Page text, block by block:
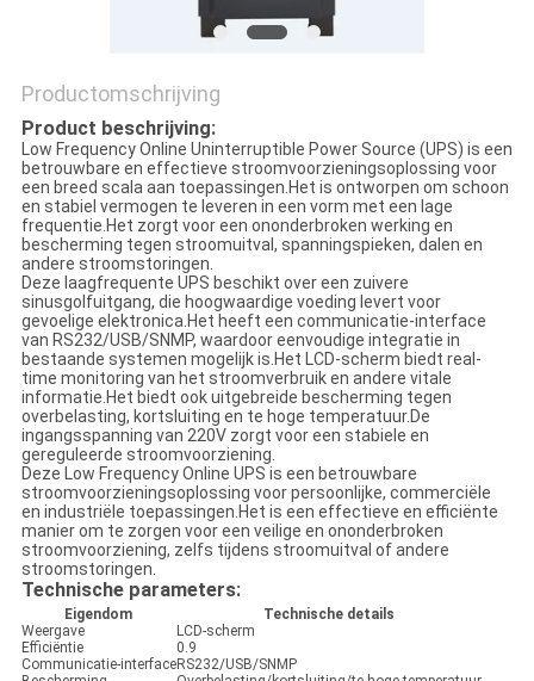
Productomschrijving
Product beschrijving:
Low Frequency Online Uninterruptible Power Source (UPS) is een
betrouwbare en effectieve stroomvoorzieningsoplossing voor
een breed scala aan toepassingen.Het is ontworpen om schoon
en stabiel vermogen te leveren in een vorm met een lage
frequentie.Het zorgt voor een ononderbroken werking en
bescherming tegen stroomuitval, spanningspieken, dalen en
andere stroomstoringen.
Deze laagfrequente UPS beschikt over een zuivere
sinusgolfuitgang, die hoogwaardige voeding levert voor
gevoelige elektronica.Het heeft een communicatie-interface
van RS232/USB/SNMP, waardoor eenvoudige integratie in
bestaande systemen mogelijk is.Het LCD-scherm biedt real-
time monitoring van het stroomverbruik en andere vitale
informatie.Het biedt ook uitgebreide bescherming tegen
overbelasting, kortsluiting en te hoge temperatuur.De
ingangsspanning van 220V zorgt voor een stabiele en
gereguleerde stroomvoorziening.
Deze Low Frequency Online UPS is een betrouwbare
stroomvoorzieningsoplossing voor persoonlijke, commerciële
en industriële toepassingen.Het is een effectieve en efficiënte
manier om te zorgen voor een veilige en ononderbroken
stroomvoorziening, zelfs tijdens stroomuitval of andere
stroomstoringen.
Technische parameters:
Eigendom
Technische details
Weergave
LCD-scherm
Efficiëntie
0.9
Communicatie-interfaceRS232/USB/SNMP